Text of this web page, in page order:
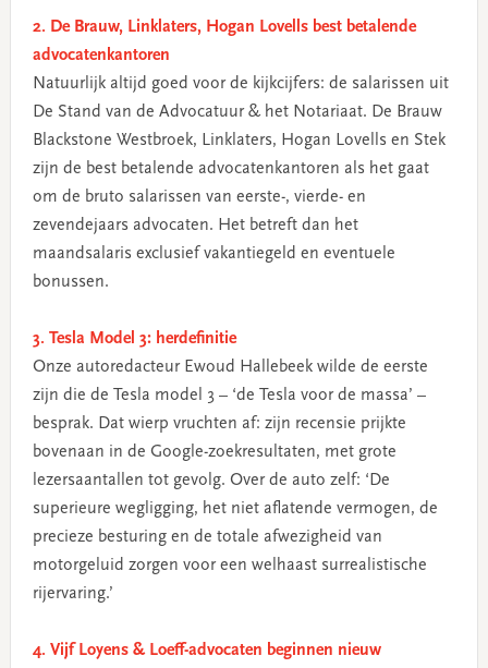
2. De Brauw, Linklaters, Hogan Lovells best betalende
advocatenkantoren
Natuurlijk altijd goed voor de kijkcijfers: de salarissen uit
De Stand van de Advocatuur & het Notariaat. De Brauw
Blackstone Westbroek, Linklaters, Hogan Lovells en Stek
zijn de best betalende advocatenkantoren als het gaat
om de bruto salarissen van eerste-, vierde- en
zevendejaars advocaten. Het betreft dan het
maandsalaris exclusief vakantiegeld en eventuele
bonussen.
3. Tesla Model 3: herdefinitie
Onze autoredacteur Ewoud Hallebeek wilde de eerste
zijn die de Tesla model 3 – ‘de Tesla voor de massa’ –
besprak. Dat wierp vruchten af: zijn recensie prijkte
bovenaan in de Google-zoekresultaten, met grote
lezersaantallen tot gevolg. Over de auto zelf: ‘De
superieure wegligging, het niet aflatende vermogen, de
precieze besturing en de totale afwezigheid van
motorgeluid zorgen voor een welhaast surrealistische
rijervaring.’
4. Vijf Loyens & Loeff-advocaten beginnen nieuw